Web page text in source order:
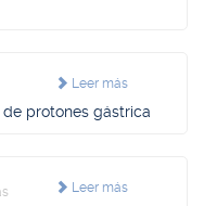
Leer más
protones gástrica
Leer más